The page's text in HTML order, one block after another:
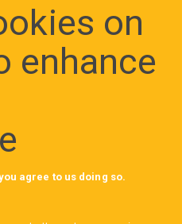
on
enhance
agree to us doing so.